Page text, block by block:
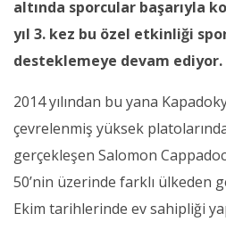
altında sporcular başarıyla
yıl 3. kez bu özel etkinliği
desteklemeye devam ediyor.
2014 yılından bu yana
çevrelenmiş yüksek
gerçekleşen Salomon
50’nin üzerinde farklı ülkeden
Ekim tarihlerinde ev sahipliği